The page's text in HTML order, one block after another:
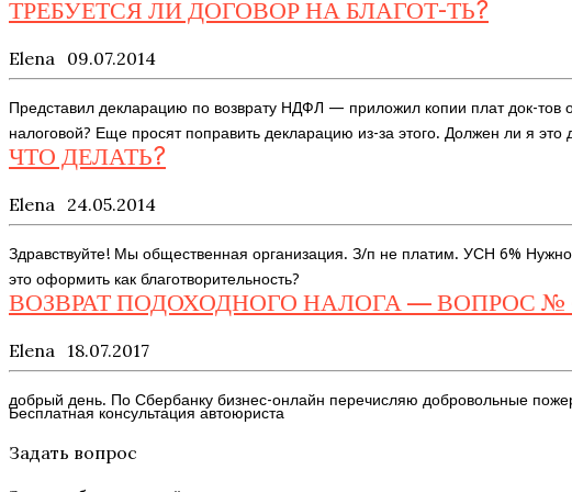
ТРЕБУЕТСЯ ЛИ ДОГОВОР НА БЛАГОТ-ТЬ?
Elena 09.07.2014
Представил декларацию по возврату НДФЛ — приложил копии плат док-тов
налоговой? Еще просят поправить декларацию из-за этого. Должен ли я
ЧТО ДЕЛАТЬ?
Elena 24.05.2014
Здравствуйте! Мы общественная организация. З/п не платим. УСН 6%
это оформить как благотворительность?
ВОЗВРАТ ПОДОХОДНОГО НАЛОГА — ВОПРОС №
Elena 18.07.2017
добрый день. По Сбербанку бизнес-онлайн перечисляю добровольные
Бесплатная консультация автоюриста
Задать вопрос